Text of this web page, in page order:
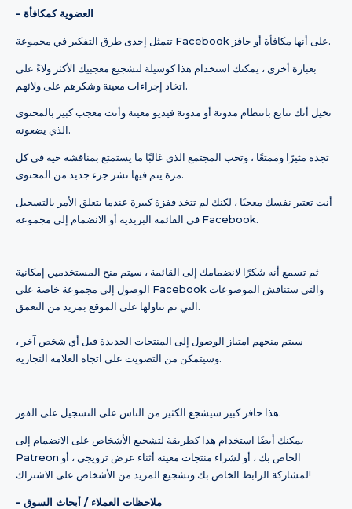
- العضوية كمكافأة
تتمثل إحدى طرق التفكير في مجموعة Facebook على أنها مكافأة أو حافز.
بعبارة أخرى ، يمكنك استخدام هذا كوسيلة لتشجيع معجبيك الأكثر ولاءً على
اتخاذ إجراءات معينة وشكرهم على ولائهم.
تخيل أنك تتابع بانتظام مدونة أو مدونة فيديو معينة وأنت معجب كبير بالمحتوى
الذي يضعونه.
تجده مثيرًا وممتعًا ، وتحب المجتمع الذي غالبًا ما يستمتع بمناقشة حية في كل
مرة يتم فيها نشر جزء جديد من المحتوى.
أنت تعتبر نفسك معجبًا ، لكنك لم تتخذ قفزة كبيرة عندما يتعلق الأمر بالتسجيل
في القائمة البريدية أو الانضمام إلى مجموعة Facebook.
ثم تسمع أنه شكرًا لانضمامك إلى القائمة ، سيتم منح المستخدمين إمكانية
الوصول إلى مجموعة خاصة على Facebook والتي ستناقش الموضوعات
التي تم تناولها على الموقع بمزيد من التعمق.
سيتم منحهم امتياز الوصول إلى المنتجات الجديدة قبل أي شخص آخر ،
وسيتمكن من التصويت على اتجاه العلامة التجارية.
هذا حافز كبير سيشجع الكثير من الناس على التسجيل على الفور.
يمكنك أيضًا استخدام هذا كطريقة لتشجيع الأشخاص على الانضمام إلى
Patreon الخاص بك ، أو لشراء منتجات معينة أثناء عرض ترويجي ، أو
لمشاركة الرابط الخاص بك وتشجيع المزيد من الأشخاص على الاشتراك!
- ملاحظات العملاء / أبحاث السوق